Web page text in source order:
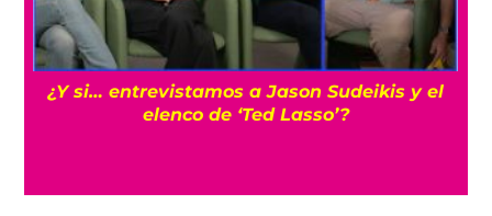
¿Y si… entrevistamos a Jason Sudeikis y el
elenco de ‘Ted Lasso’?